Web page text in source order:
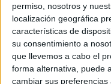
permiso, nosotros y
localización geográfica
características de
su consentimiento a
que llevemos a cabo el
forma alternativa, puede
cambiar sus
Tropical
gran número de
de Ceuta
este torneo y en el
resultados en el